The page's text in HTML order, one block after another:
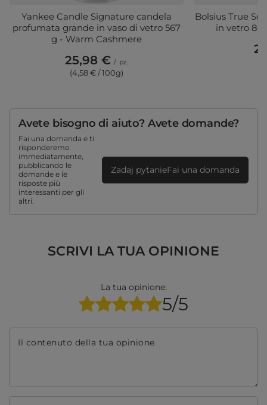
Yankee Candle Signature candela
profumata grande in vaso di vetro 567
g - Warm Cashmere
25,98 € / pz.
(4,58 € / 100g)
Bolsius True
in vetro
Avete bisogno di aiuto? Avete domande?
Fai una domanda e ti
risponderemo
immediatamente,
pubblicando le
domande e le
risposte più
interessanti per gli
altri.
Zadaj pytanieFai una domanda
SCRIVI LA TUA OPINIONE
La tua opinione:
5/5
Il contenuto della tua opinione